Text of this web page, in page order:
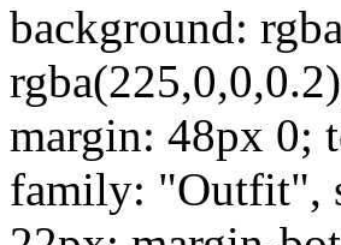
background:
margin: 48px 0;
family: "Outfit",